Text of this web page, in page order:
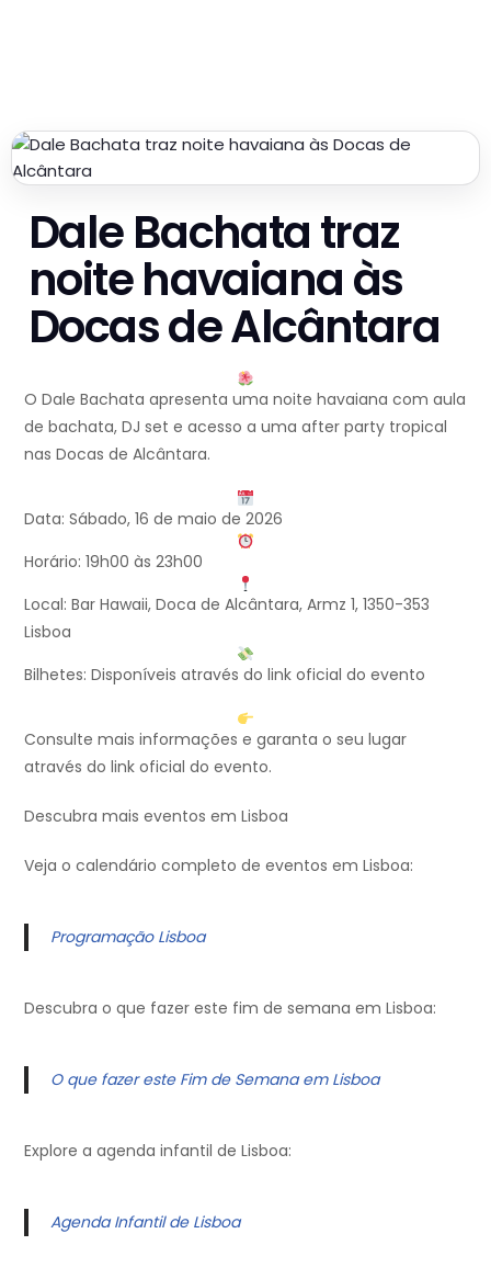
Dale Bachata traz
noite havaiana às
Docas de Alcântara
O Dale Bachata apresenta uma noite havaiana com aula
de bachata, DJ set e acesso a uma after party tropical
nas Docas de Alcântara.
Data: Sábado, 16 de maio de 2026
Horário: 19h00 às 23h00
Local: Bar Hawaii, Doca de Alcântara, Armz 1, 1350-353
Lisboa
Bilhetes: Disponíveis através do link oficial do evento
Consulte mais informações e garanta o seu lugar
através do link oficial do evento.
Descubra mais eventos em Lisboa
Veja o calendário completo de eventos em Lisboa:
Programação Lisboa
Descubra o que fazer este fim de semana em Lisboa:
O que fazer este Fim de Semana em Lisboa
Explore a agenda infantil de Lisboa:
Agenda Infantil de Lisboa